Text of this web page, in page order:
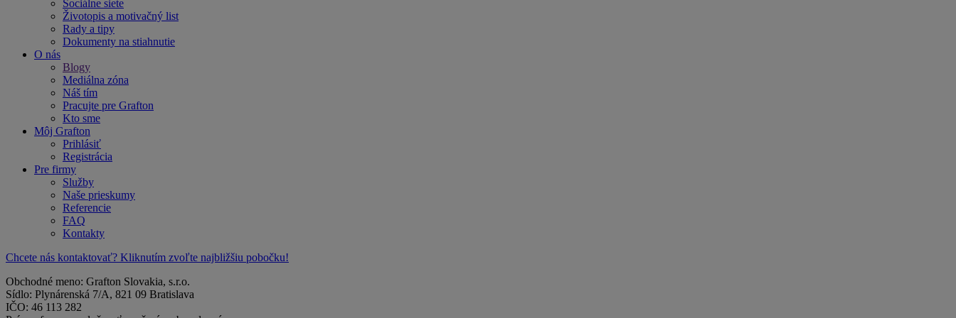
Sociálne siete
Životopis a motivačný list
Rady a tipy
Dokumenty na stiahnutie
O nás
Blogy
Mediálna zóna
Náš tím
Pracujte pre Grafton
Kto sme
Môj Grafton
Prihlásiť
Registrácia
Pre firmy
Služby
Naše prieskumy
Referencie
FAQ
Kontakty
Chcete nás kontaktovať? Kliknutím zvoľte najbližšiu pobočku!
Obchodné meno: Grafton Slovakia, s.r.o.
Sídlo: Plynárenská 7/A, 821 09 Bratislava
IČO: 46 113 282